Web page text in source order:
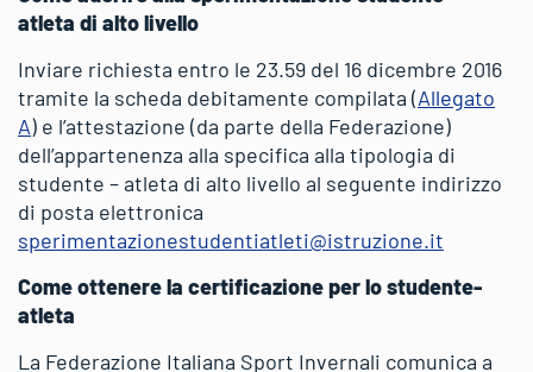
atleta di alto livello
Inviare richiesta entro le 23.59 del 16 dicembre 2016
tramite la scheda debitamente compilata (Allegato
A) e l’attestazione (da parte della Federazione)
dell’appartenenza alla specifica alla tipologia di
studente – atleta di alto livello al seguente indirizzo
di posta elettronica
sperimentazionestudentiatleti@istruzione.it
Come ottenere la certificazione per lo studente-
atleta
La Federazione Italiana Sport Invernali comunica a